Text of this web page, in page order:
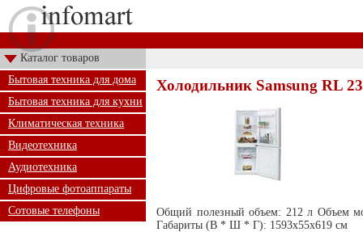
Каталог товаров
Бытовая техника для дома
Бытовая техника для кухни
Климатическая техника
Видеотехника
Аудиотехника
Цифровые фотоаппараты
Сотовые телефоны
Холодильник Samsung RL
Общий полезный объем: 212 л Объем
Габариты (В * Ш * Г): 1593x55x619 см